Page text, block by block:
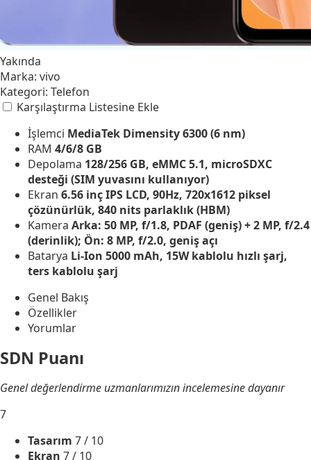
Yakında
Marka: vivo
Kategori: Telefon
Karşılaştırma Listesine Ekle
İşlemci MediaTek Dimensity 6300 (6 nm)
RAM 4/6/8 GB
Depolama 128/256 GB, eMMC 5.1, microSDXC
desteği (SIM yuvasını kullanıyor)
Ekran 6.56 inç IPS LCD, 90Hz, 720x1612 piksel
çözünürlük, 840 nits parlaklık (HBM)
Kamera Arka: 50 MP, f/1.8, PDAF (geniş) + 2 MP, f/2.4
(derinlik); Ön: 8 MP, f/2.0, geniş açı
Batarya Li-Ion 5000 mAh, 15W kablolu hızlı şarj,
ters kablolu şarj
Genel Bakış
Özellikler
Yorumlar
SDN Puanı
Genel değerlendirme uzmanlarımızın incelemesine dayanır
7
Tasarım 7/ 10
Ekran 7/ 10